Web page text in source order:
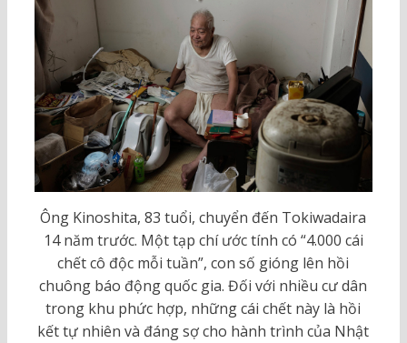
Ông Kinoshita, 83 tuổi, chuyển đến Tokiwadaira
14 năm trước. Một tạp chí ước tính có “4.000 cái
chết cô độc mỗi tuần”, con số gióng lên hồi
chuông báo động quốc gia. Đối với nhiều cư dân
trong khu phức hợp, những cái chết này là hồi
kết tự nhiên và đáng sợ cho hành trình của Nhật